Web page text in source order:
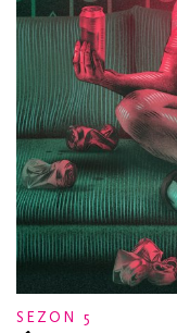
SEZON 5